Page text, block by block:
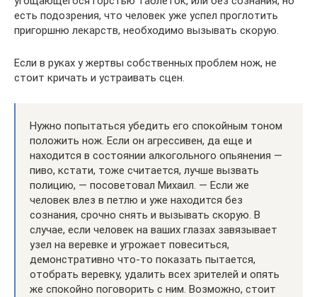
есть подозрения, что человек уже успел проглотить
пригоршню лекарств, необходимо вызывать скорую.
Если в руках у жертвы собственных проблем нож, не
стоит кричать и устраивать сцен.
Нужно попытаться убедить его спокойным тоном
положить нож. Если он агрессивен, да еще и
находится в состоянии алкогольного опьянения —
пиво, кстати, тоже считается, лучше вызвать
полицию, — посоветовал Михаил. — Если же
человек влез в петлю и уже находится без
сознания, срочно снять и вызывать скорую. В
случае, если человек на ваших глазах завязывает
узел на веревке и угрожает повеситься,
демонстративно что-то показать пытается,
отобрать веревку, удалить всех зрителей и опять
же спокойно поговорить с ним. Возможно, стоит